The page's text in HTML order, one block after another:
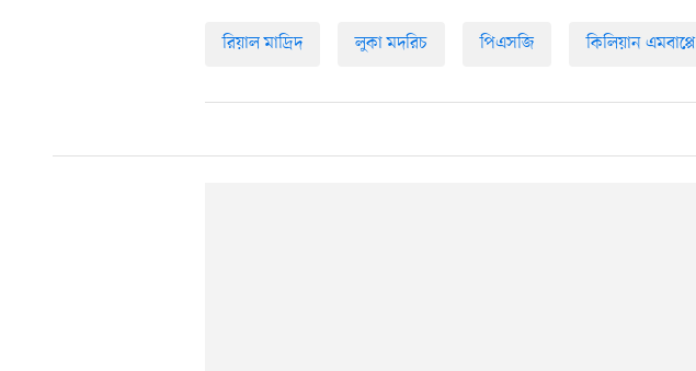
রিয়াল মাদ্রিদ লুকা মদরিচ পিএসজি কিলিয়ান এমবাপ্পে